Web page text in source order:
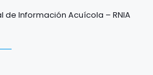
de Información Acuícola – RNIA